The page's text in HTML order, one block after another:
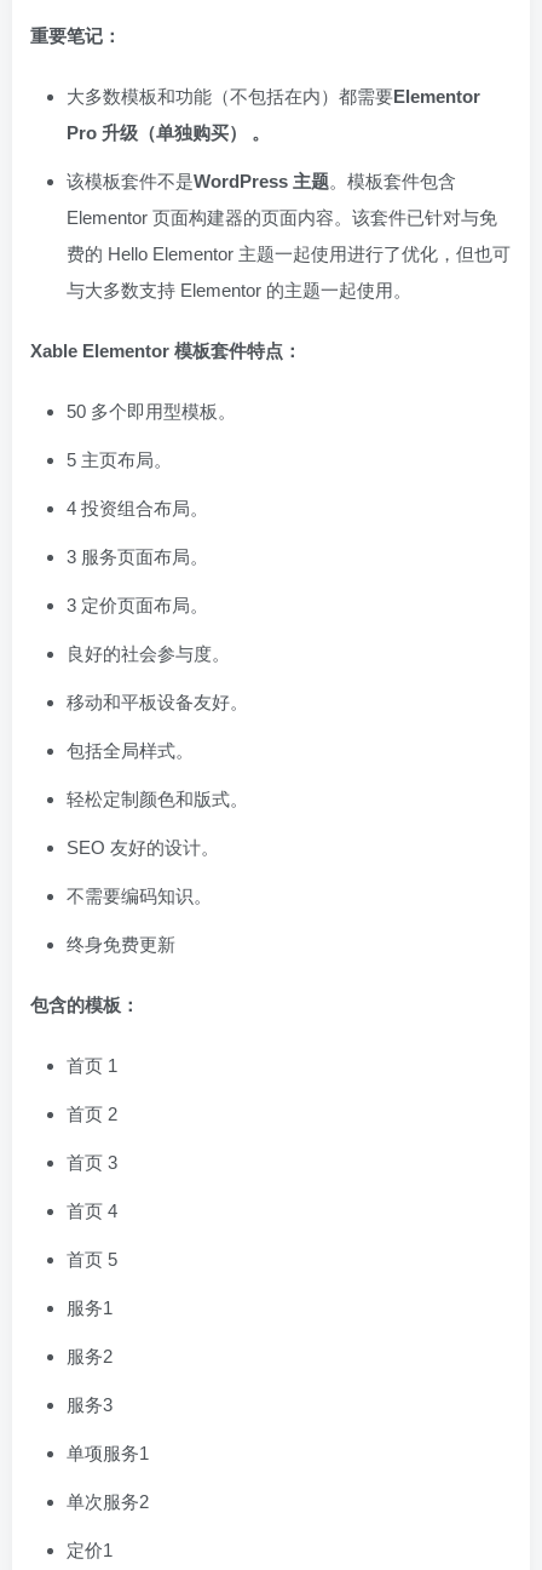
重要笔记：
大多数模板和功能（不包括在内）都需要Elementor
Pro 升级（单独购买） 。
该模板套件不是WordPress 主题。模板套件包含
Elementor 页面构建器的页面内容。该套件已针对与免
费的 Hello Elementor 主题一起使用进行了优化，但也可
与大多数支持 Elementor 的主题一起使用。
Xable Elementor 模板套件特点：
50 多个即用型模板。
5 主页布局。
4 投资组合布局。
3 服务页面布局。
3 定价页面布局。
良好的社会参与度。
移动和平板设备友好。
包括全局样式。
轻松定制颜色和版式。
SEO 友好的设计。
不需要编码知识。
终身免费更新
包含的模板：
首页 1
首页 2
首页 3
首页 4
首页 5
服务1
服务2
服务3
单项服务1
单次服务2
定价1